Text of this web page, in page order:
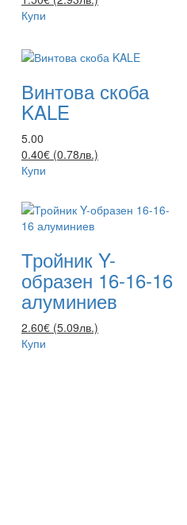
Купи
Винтова скоба
KALE
5.00
0.40€ (0.78лв.)
Купи
Тройник Y-
образен 16-16-16
алуминиев
2.60€ (5.09лв.)
Купи